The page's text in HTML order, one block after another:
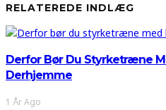
RELATEREDE INDLÆG
Derfor Bør Du Styrketræne
Derhjemme
1 År Ago